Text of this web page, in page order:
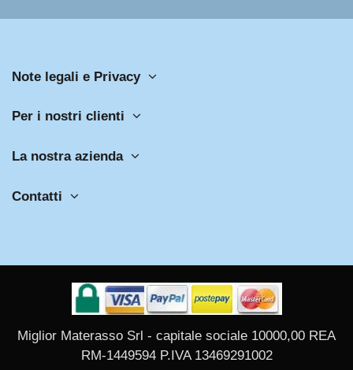
Note legali e Privacy
Per i nostri clienti
La nostra azienda
Contatti
Miglior Materasso Srl - capitale sociale 10000,00 REA
RM-1449594 P.IVA 13469291002